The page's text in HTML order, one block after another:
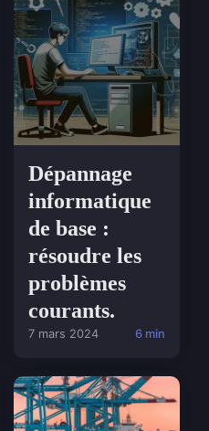
Dépannage
informatique
de base :
résoudre les
problèmes
courants.
7 mars 2024 6 min